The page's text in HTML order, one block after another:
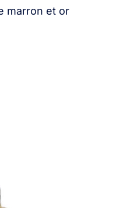
marron et or